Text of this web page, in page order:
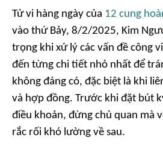
Tử vi hàng ngày của 12 cung
vào thứ Bảy, 8/2/2025, Kim
trọng khi xử lý các vấn đề công
đến từng chi tiết nhỏ nhất để
không đáng có, đặc biệt là khi
và hợp đồng. Trước khi đặt bút
điều khoản, đừng chủ quan mà
rắc rối khó lường về sau.